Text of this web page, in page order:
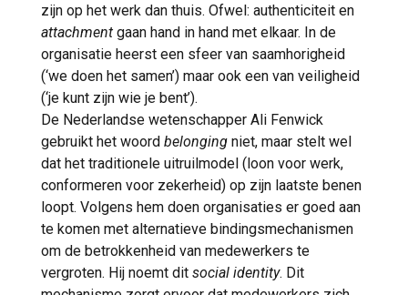
zijn op het werk dan thuis. Ofwel: authenticiteit en
attachment gaan hand in hand met elkaar. In de
organisatie heerst een sfeer van saamhorigheid
(‘we doen het samen’) maar ook een van veiligheid
(‘je kunt zijn wie je bent’).
De Nederlandse wetenschapper Ali Fenwick
gebruikt het woord belonging niet, maar stelt wel
dat het traditionele uitruilmodel (loon voor werk,
conformeren voor zekerheid) op zijn laatste benen
loopt. Volgens hem doen organisaties er goed aan
te komen met alternatieve bindingsmechanismen
om de betrokkenheid van medewerkers te
vergroten. Hij noemt dit social identity. Dit